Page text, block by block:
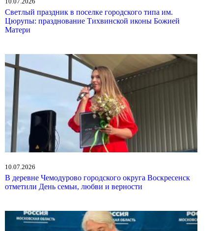
10.07.2026
Светлый праздник в поселке городского типа им.
Цюрупы: празднование Тихвинской иконы Божией
Матери
10.07.2026
В деревне Чемодурово городского округа Воскресенск
отметили День семьи, любви и верности